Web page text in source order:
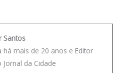
Santos
há mais de 20 anos e Editor
Jornal da Cidade